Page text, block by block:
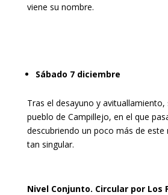
viene su nombre.
Sábado 7 diciembre
Tras el desayuno y avituallamiento,
pueblo de Campillejo, en el que
descubriendo un poco más de este
tan singular.
Nivel Conjunto. Circular por Los